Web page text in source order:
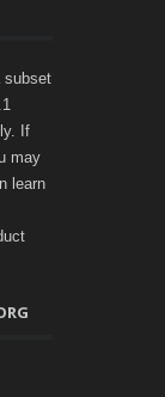
subset
If
may
learn